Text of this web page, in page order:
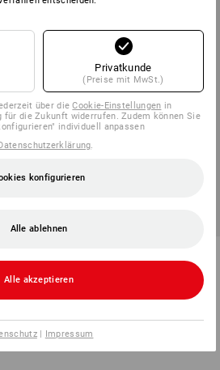
(m. MwSt.) ab 10 Pack
Privatkunde
(Preise mit MwSt.)
über dieCookie-Einstellungen in
für die Zukunft widerrufen. Zudem können Sie
individuell anpassen
konfigurieren
Alle ablehnen
Alle akzeptieren
| Impressum